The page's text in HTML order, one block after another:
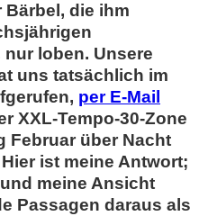
Bärbel, die ihm
loben. Unsere
uns tatsächlich im
per E-Mail
XXL-Tempo-30-Zone
Februar über Nacht
ist meine Antwort;
meine Ansicht
Passagen daraus als